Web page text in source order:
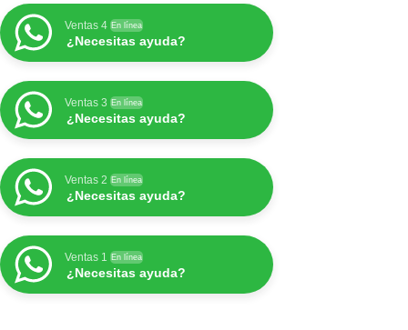
Ventas 4 En línea
¿Necesitas ayuda?
Ventas 3 En línea
¿Necesitas ayuda?
Ventas 2 En línea
¿Necesitas ayuda?
Ventas 1 En línea
¿Necesitas ayuda?